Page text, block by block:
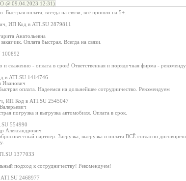
@ 09.04.2023 12:31)
Быстрая оплата, всегда на связи, всё прошло на 5+.
ИП Код в ATI.SU 2879811
Анатольевна
Оплата быстрая. Всегда на связи.
100892
и слаженно - оплата в срок! Ответственная и порядочная фирма -
в ATI.SU 1414746
Иванович
оплата. Надеемся на дольнейшее сотрудничество. Рекомендуем
ИП Код в ATI.SU 2545047
погрузка и выгрузка автомобиля. Оплата в срок.
554990
Александрович
партнёр. Загрузка, выгрузка и оплата ВСЁ согласно
1377033
подход к сотрудничеству! Рекомендуем!
2468977